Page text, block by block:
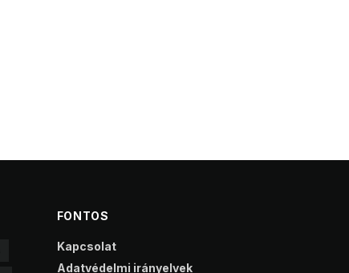
FONTOS
Kapcsolat
Adatvédelmi irányelvek